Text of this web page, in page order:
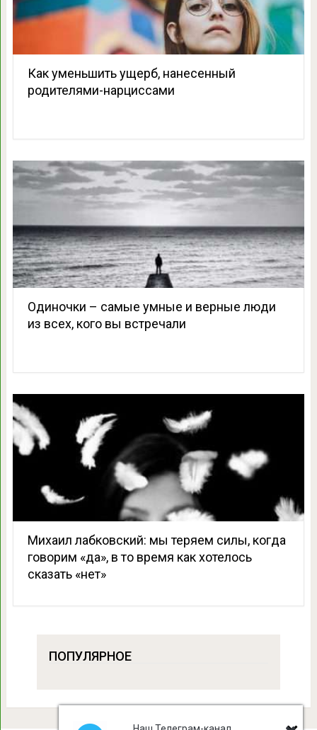
Как уменьшить ущерб, нанесенный
родителями-нарциссами
Одиночки – самые умные и верные люди
из всех, кого вы встречали
Михаил лабковский: мы теряем силы, когда
говорим «да», в то время как хотелось
сказать «нет»
ПОПУЛЯРНОЕ